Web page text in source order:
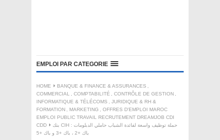
EMPLOI PAR CATEGORIE
HOME BANQUE & FINANCE & ASSURANCES ,
COMMERCIAL , COMPTABILITÉ , CONTRÔLE DE GESTION ,
INFORMATIQUE & TÉLÉCOMS , JURIDIQUE & RH &
FORMATION , MARKETING , OFFRES D'EMPLOI MAROC
EMPLOI PUBLIC TRAVAIL RECRUTEMENT DREAMJOB CDI
CDD
بنك CIH : حملة توظيف واسعة لفائدة الشباب حاملي الدبلومات
باك +2 ، باك +3 و باك +5